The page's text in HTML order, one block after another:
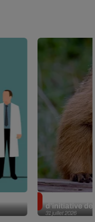
31 juillet 2026
d’initiative